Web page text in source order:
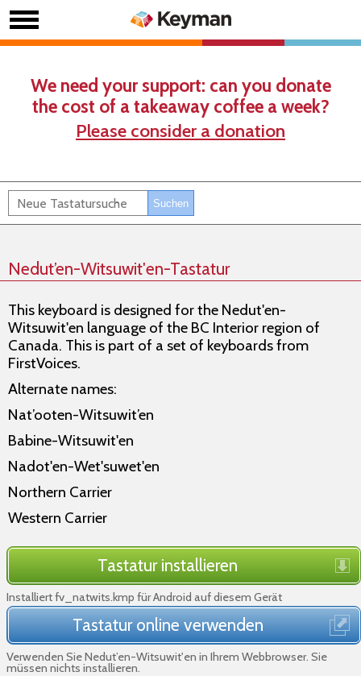
We need your support: can you donate
the cost of a takeaway coffee a week?
Please consider a donation
Nedut’en-Witsuwit'en-Tastatur
This keyboard is designed for the Nedut'en-
Witsuwit'en language of the BC Interior region of
Canada. This is part of a set of keyboards from
FirstVoices.
Alternate names:
Nat’ooten-Witsuwit’en
Babine-Witsuwit'en
Nadot'en-Wet'suwet'en
Northern Carrier
Western Carrier
Tastatur installieren
Installiert fv_natwits.kmp für Android auf diesem Gerät
Tastatur online verwenden
Verwenden Sie Nedut’en-Witsuwit'en in Ihrem Webbrowser. Sie
müssen nichts installieren.